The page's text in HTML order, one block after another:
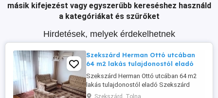
másik kifejezést vagy egyszerűbb kereséshez használd
a kategóriákat és szűrőket
Hirdetések, melyek érdekelhetnek
Szekszárd Herman Ottó utcában
64 m2 lakás tulajdonostól eladó
Szekszárd Herman Ottó utcában 64 m2
lakás tulajdonostól eladó Szekszárd
kedvelt részén, a Herman Ottó utcában
Szekszárd, Tolna